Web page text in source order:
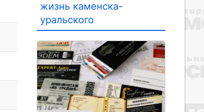
жизнь каменска-
уральского